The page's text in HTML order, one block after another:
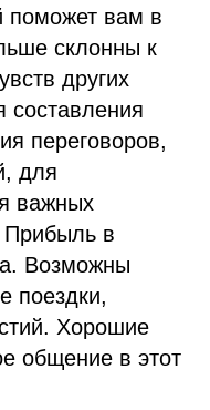
поможет вам в
склонны к
других
переговоров,
для
важных
Прибыль в
Возможны
поездки,
Хорошие
общение в этот